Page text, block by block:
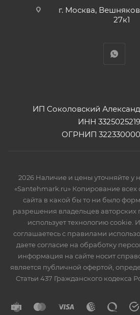
г. Москва,
27к1
ИП Соколовский
ИНН
ОГРНИП
2026 Наличие и цены уточняйте у
«Santehmark.ru» Копирование всех
сайта в какой бы то ни было
разрешения владельцев
использует технологию cookie.
соглашаетесь с правилами
даете согласие на обработку
информация на сайте носит
является публичной офертой,
Статьи 437 Гражданского кодекса